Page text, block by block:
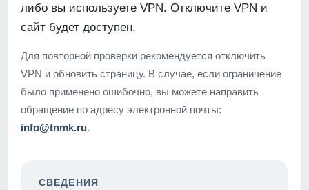
либо вы используете VPN. Отключите VPN и
сайт будет доступен.
Для повторной проверки рекомендуется отключить
VPN и обновить страницу. В случае, если ограничение
было применено ошибочно, вы можете направить
обращение по адресу электронной почты:
info@tnmk.ru.
СВЕДЕНИЯ